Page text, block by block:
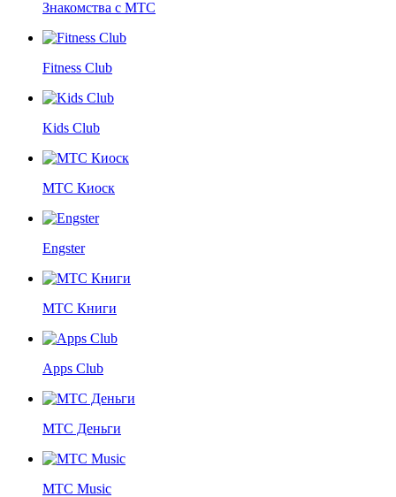
Знакомства с МТС
Fitness Club
Kids Club
МТС Киоск
Engster
МТС Книги
Apps Club
МТС Деньги
МТС Music